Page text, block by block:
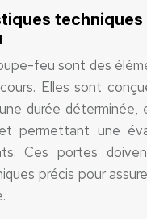
feu sont des
Elles sont
durée déterminée,
permettant une
Ces portes
précis pour